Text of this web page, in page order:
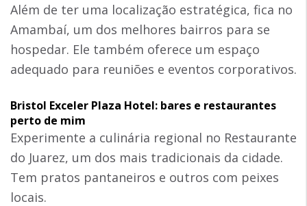
Além de ter uma localização estratégica, fica no
Amambaí, um dos melhores bairros para se
hospedar. Ele também oferece um espaço
adequado para reuniões e eventos corporativos.
Bristol Exceler Plaza Hotel: bares e restaurantes
perto de mim
Experimente a culinária regional no Restaurante
do Juarez, um dos mais tradicionais da cidade.
Tem pratos pantaneiros e outros com peixes
locais.